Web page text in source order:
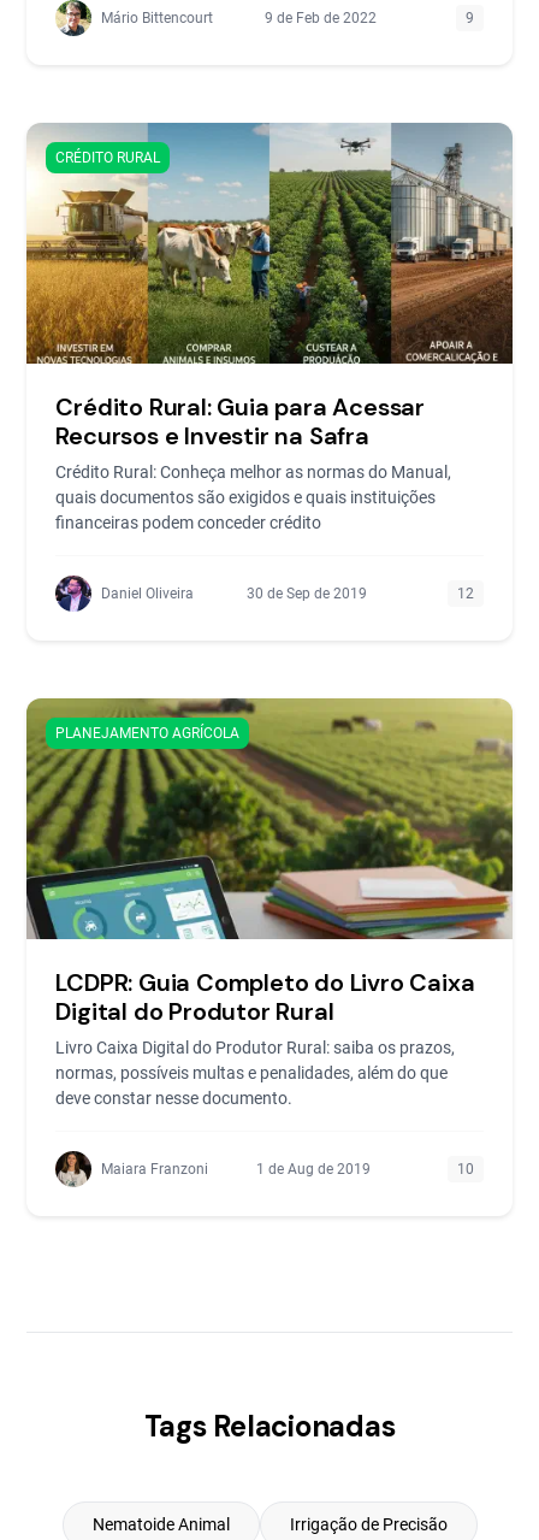
Mário Bittencourt 9 de Feb de 2022 9
CRÉDITO RURAL
Crédito Rural: Guia para Acessar
Recursos e Investir na Safra
Crédito Rural: Conheça melhor as normas do Manual,
quais documentos são exigidos e quais instituições
financeiras podem conceder crédito
Daniel Oliveira 30 de Sep de 2019 12
PLANEJAMENTO AGRÍCOLA
LCDPR: Guia Completo do Livro Caixa
Digital do Produtor Rural
Livro Caixa Digital do Produtor Rural: saiba os prazos,
normas, possíveis multas e penalidades, além do que
deve constar nesse documento.
Maiara Franzoni 1 de Aug de 2019 10
Tags Relacionadas
Nematoide Animal Irrigação de Precisão